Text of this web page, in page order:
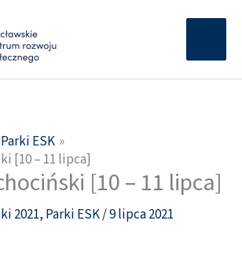
Parki ESK
[10 – 11 lipca]
[10 – 11 lipca]
2021, Parki ESK/9 lipca 2021